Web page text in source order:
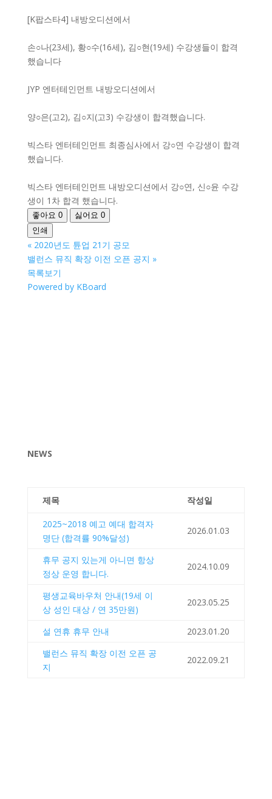
[K팝스타4] 내방오디션에서
손○나(23세), 황○수(16세), 김○현(19세) 수강생들이 합격
했습니다
JYP 엔터테인먼트 내방오디션에서
양○은(고2), 김○지(고3) 수강생이 합격했습니다.
빅스타 엔터테인먼트 최종심사에서 강○연 수강생이 합격
했습니다.
빅스타 엔터테인먼트 내방오디션에서 강○연, 신○윤 수강
생이 1차 합격 했습니다.
좋아요 0 싫어요 0
인쇄
« 2020년도 튠업 21기 공모
밸런스 뮤직 확장 이전 오픈 공지 »
목록보기
Powered by KBoard
NEWS
제목 작성일
2025~2018 예고 예대 합격자
명단 (합격률 90%달성)
2026.01.03
휴무 공지 있는게 아니면 항상
정상 운영 합니다.
2024.10.09
평생교육바우처 안내(19세 이
상 성인 대상 / 연 35만원)
2023.05.25
설 연휴 휴무 안내
2023.01.20
밸런스 뮤직 확장 이전 오픈 공
지
2022.09.21